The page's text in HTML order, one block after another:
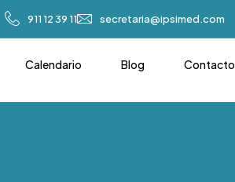
911 12 39 11 secretaria@ipsimed.com
Calendario Blog Contacto